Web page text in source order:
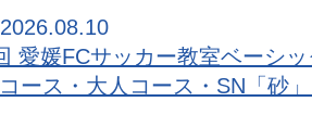
2026.08.10
愛媛FCサッカー教室ベーシッ
ース・大人コース・SN「砂